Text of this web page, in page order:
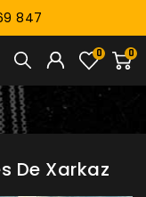
847
0
0
De Xarkaz